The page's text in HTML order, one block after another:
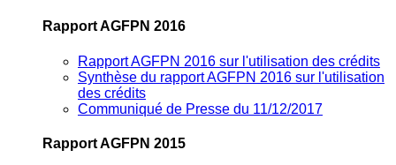
Rapport AGFPN 2016
Rapport AGFPN 2016 sur l'utilisation des crédits
Synthèse du rapport AGFPN 2016 sur l'utilisation
des crédits
Communiqué de Presse du 11/12/2017
Rapport AGFPN 2015